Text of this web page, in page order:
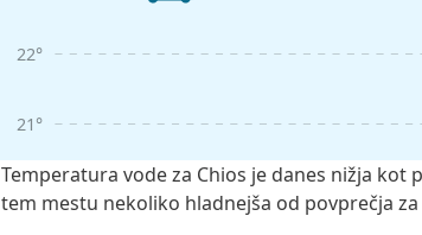
21°
22°
Temperatura vode za Chios je danes nižja
tem mestu nekoliko hladnejša od povprečja